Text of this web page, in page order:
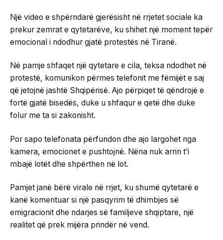
Një video e shpërndarë gjerësisht në rrjetet sociale ka
prekur zemrat e qytetarëve, ku shihet një moment tepër
emocional i ndodhur gjatë protestës në Tiranë.
Në pamje shfaqet një qytetare e cila, teksa ndodhet në
protestë, komunikon përmes telefonit me fëmijët e saj
që jetojnë jashtë Shqipërisë. Ajo përpiqet të qëndrojë e
fortë gjatë bisedës, duke u shfaqur e qetë dhe duke
folur me ta si zakonisht.
Por sapo telefonata përfundon dhe ajo largohet nga
kamera, emocionet e pushtojnë. Nëna nuk arrin t’i
mbajë lotët dhe shpërthen në lot.
Pamjet janë bërë virale në rrjet, ku shumë qytetarë e
kanë komentuar si një pasqyrim të dhimbjes së
emigracionit dhe ndarjes së familjeve shqiptare, një
realitet që prek mijëra prindër në vend.